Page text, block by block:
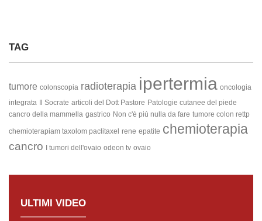
TAG
tumore colonscopia radioterapia ipertermia oncologia
integrata
Il Socrate articoli del Dott Pastore Patologie cutanee del piede
cancro della mammella gastrico Non c'è più nulla da fare tumore colon rettp
chemioterapiam taxolom paclitaxel rene epatite chemioterapia
cancro I tumori dell'ovaio odeon tv ovaio
ULTIMI VIDEO